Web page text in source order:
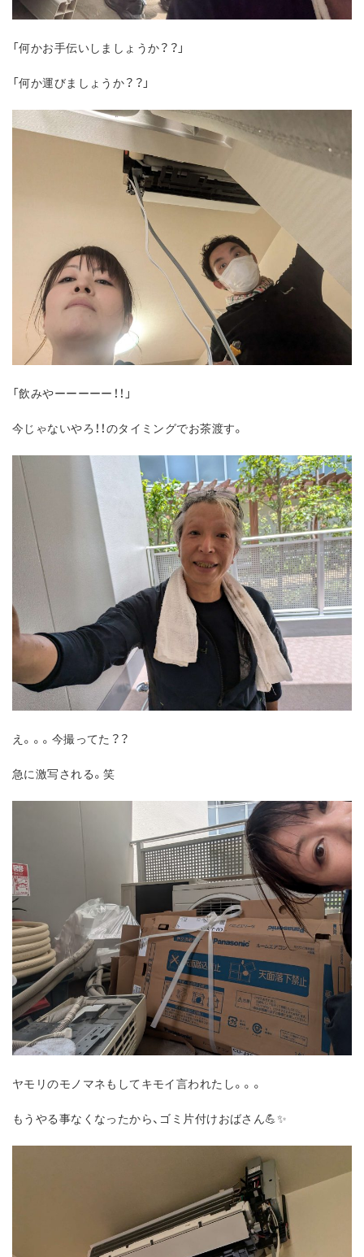
「何かお手伝いしましょうか？？」
「何か運びましょうか？？」
「飲みやーーーーー！！」
今じゃないやろ！！のタイミングでお茶渡す。
え。。。今撮ってた？？
急に激写される。笑
ヤモリのモノマネもしてキモイ言われたし。。。
もうやる事なくなったから、ゴミ片付けおばさん💪✨